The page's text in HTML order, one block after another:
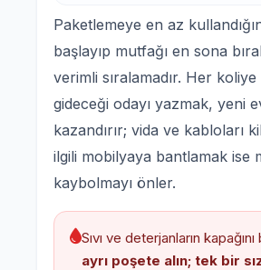
Paketlemeye en az
başlayıp mutfağı en sona
verimli sıralamadır. Her
gideceği odayı yazmak, yeni
kazandırır; vida ve kabloları
ilgili mobilyaya bantlamak ise
kaybolmayı önler.
Sıvı ve deterjanların kapağını
ayrı poşete alın; tek bir